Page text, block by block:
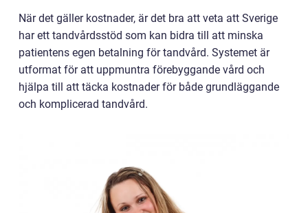
När det gäller kostnader, är det bra att veta att Sverige
har ett tandvårdsstöd som kan bidra till att minska
patientens egen betalning för tandvård. Systemet är
utformat för att uppmuntra förebyggande vård och
hjälpa till att täcka kostnader för både grundläggande
och komplicerad tandvård.